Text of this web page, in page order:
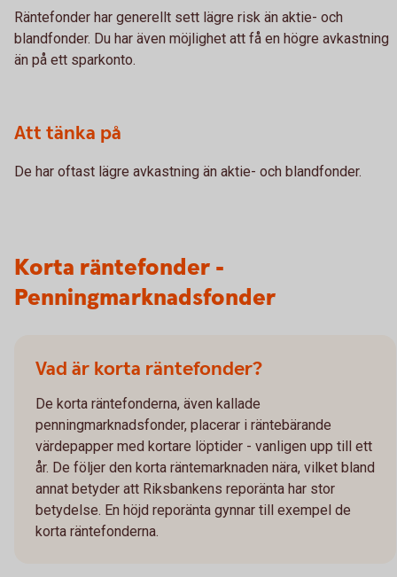
Räntefonder har generellt sett lägre risk än aktie- och
blandfonder. Du har även möjlighet att få en högre avkastning
än på ett sparkonto.
Att tänka på
De har oftast lägre avkastning än aktie- och blandfonder.
Korta räntefonder -
Penningmarknadsfonder
Vad är korta räntefonder?
De korta räntefonderna, även kallade
penningmarknadsfonder, placerar i räntebärande
värdepapper med kortare löptider - vanligen upp till ett
år. De följer den korta räntemarknaden nära, vilket bland
annat betyder att Riksbankens reporänta har stor
betydelse. En höjd reporänta gynnar till exempel de
korta räntefonderna.